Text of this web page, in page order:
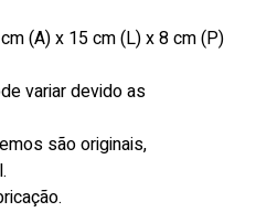
(A) x 15 cm (L) x 8 cm (P)
variar devido as
são originais,